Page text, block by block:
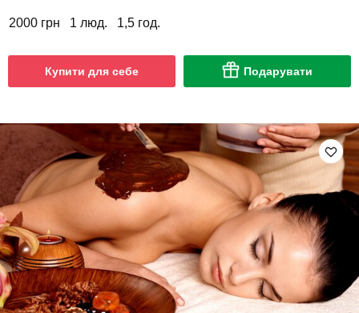
2000 грн 1 люд. 1,5 год.
Купити для себе Подарувати